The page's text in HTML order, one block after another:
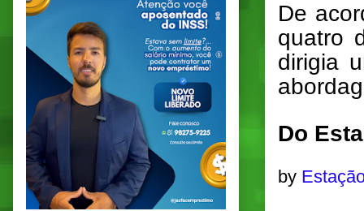
De
quatro
dirigia
Do
by